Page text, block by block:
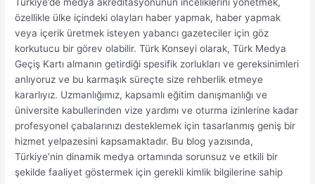
özellikle ülke içindeki olayları haber yapmak, haber yapmak
veya içerik üretmek isteyen yabancı gazeteciler için göz
korkutucu bir görev olabilir. Türk Konseyi olarak, Türk Medya
Geçiş Kartı almanın getirdiği spesifik zorlukları ve gereksinimleri
anlıyoruz ve bu karmaşık süreçte size rehberlik etmeye
kararlıyız. Uzmanlığımız, kapsamlı eğitim danışmanlığı ve
üniversite kabullerinden vize yardımı ve oturma izinlerine kadar
profesyonel çabalarınızı desteklemek için tasarlanmış geniş bir
hizmet yelpazesini kapsamaktadır. Bu blog yazısında,
Türkiye’nin dinamik medya ortamında sorunsuz ve etkili bir
şekilde faaliyet göstermek için gerekli kimlik bilgilerine sahip